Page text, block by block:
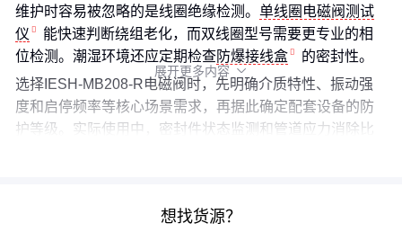
维护时容易被忽略的是线圈绝缘检测。 单线圈电磁阀测试
仪
能快速判断绕组老化，而双线圈型号需要更专业的相
位检测。潮湿环境还应定期检查防爆接线盒
的密封性。
选择IESH-MB208-R电磁阀时，先明确介质特性、振动强
度和启停频率等核心场景需求，再据此确定配套设备的防
护等级。实际使用中，密封件状态监测和管道应力消除比
展开更多内容 
想找货源？